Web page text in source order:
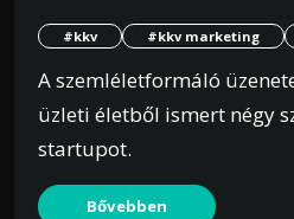
#kkv #kkv marketing
A szemléletformáló
üzleti életből ismert négy
startupot.
Bővebben